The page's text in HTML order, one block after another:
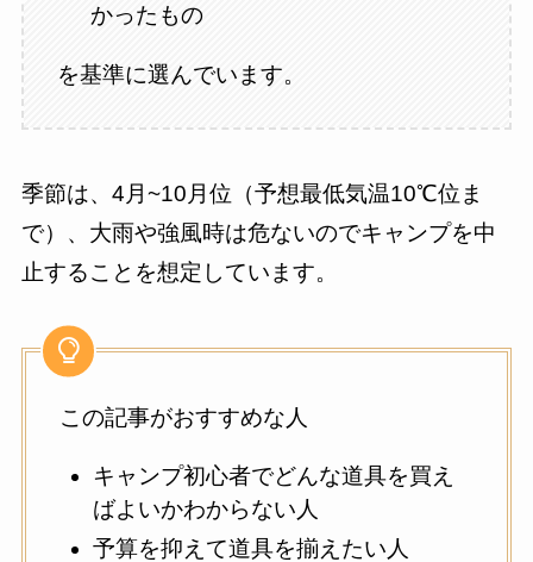
かったもの
を基準に選んでいます。
季節は、4月~10月位（予想最低気温10℃位ま
で）、大雨や強風時は危ないのでキャンプを中
止することを想定しています。
この記事がおすすめな人
キャンプ初心者でどんな道具を買え
ばよいかわからない人
予算を抑えて道具を揃えたい人